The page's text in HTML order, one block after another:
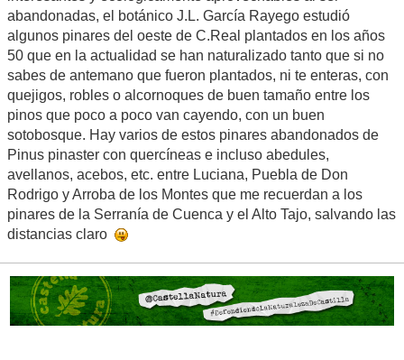
abandonadas, el botánico J.L. García Rayego estudió
algunos pinares del oeste de C.Real plantados en los años
50 que en la actualidad se han naturalizado tanto que si no
sabes de antemano que fueron plantados, ni te enteras, con
quejigos, robles o alcornoques de buen tamaño entre los
pinos que poco a poco van cayendo, con un buen
sotobosque. Hay varios de estos pinares abandonados de
Pinus pinaster con quercíneas e incluso abedules,
avellanos, acebos, etc. entre Luciana, Puebla de Don
Rodrigo y Arroba de los Montes que me recuerdan a los
pinares de la Serranía de Cuenca y el Alto Tajo, salvando las
distancias claro